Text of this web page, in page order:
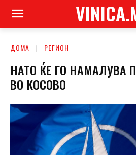
ДОМА РЕГИОН
НАТО ЌЕ ГО НАМАЛУВА
ВО КОСОВО